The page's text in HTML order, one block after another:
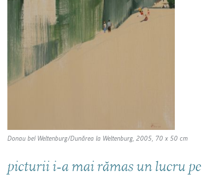
Donau bei Weltenburg/Dunărea la Weltenburg, 2005, 70 x 50 cm
picturii i-a mai rămas un lucru pe